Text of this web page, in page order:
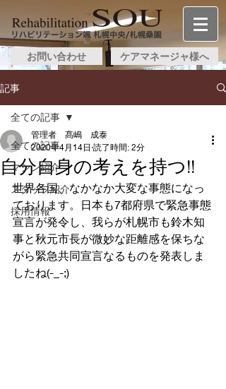
お問い合わせ ケアマネージャ様へ
記事
全ての記事
マシン紹介
スタッフ紹介
採用情報
全ての記事
自分自身の考えを持つ!!
管理者 髙嶋 成泰
2020年4月14日 読了時間: 2分
世界各国、なかなか大変な事態になっ
ております。日本も7都府県で緊急事態
宣言が発令し、我らが札幌市も鈴木知
事と秋元市長が微妙な距離感を保ちな
がら緊急共同宣言なるものを発表しま
したね(-_-;)